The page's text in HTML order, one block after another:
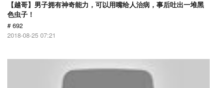
【越哥】男子拥有神奇能力，可以用嘴给人治病，事后吐出一堆黑
色虫子！
# 692
2018-08-25 07:21